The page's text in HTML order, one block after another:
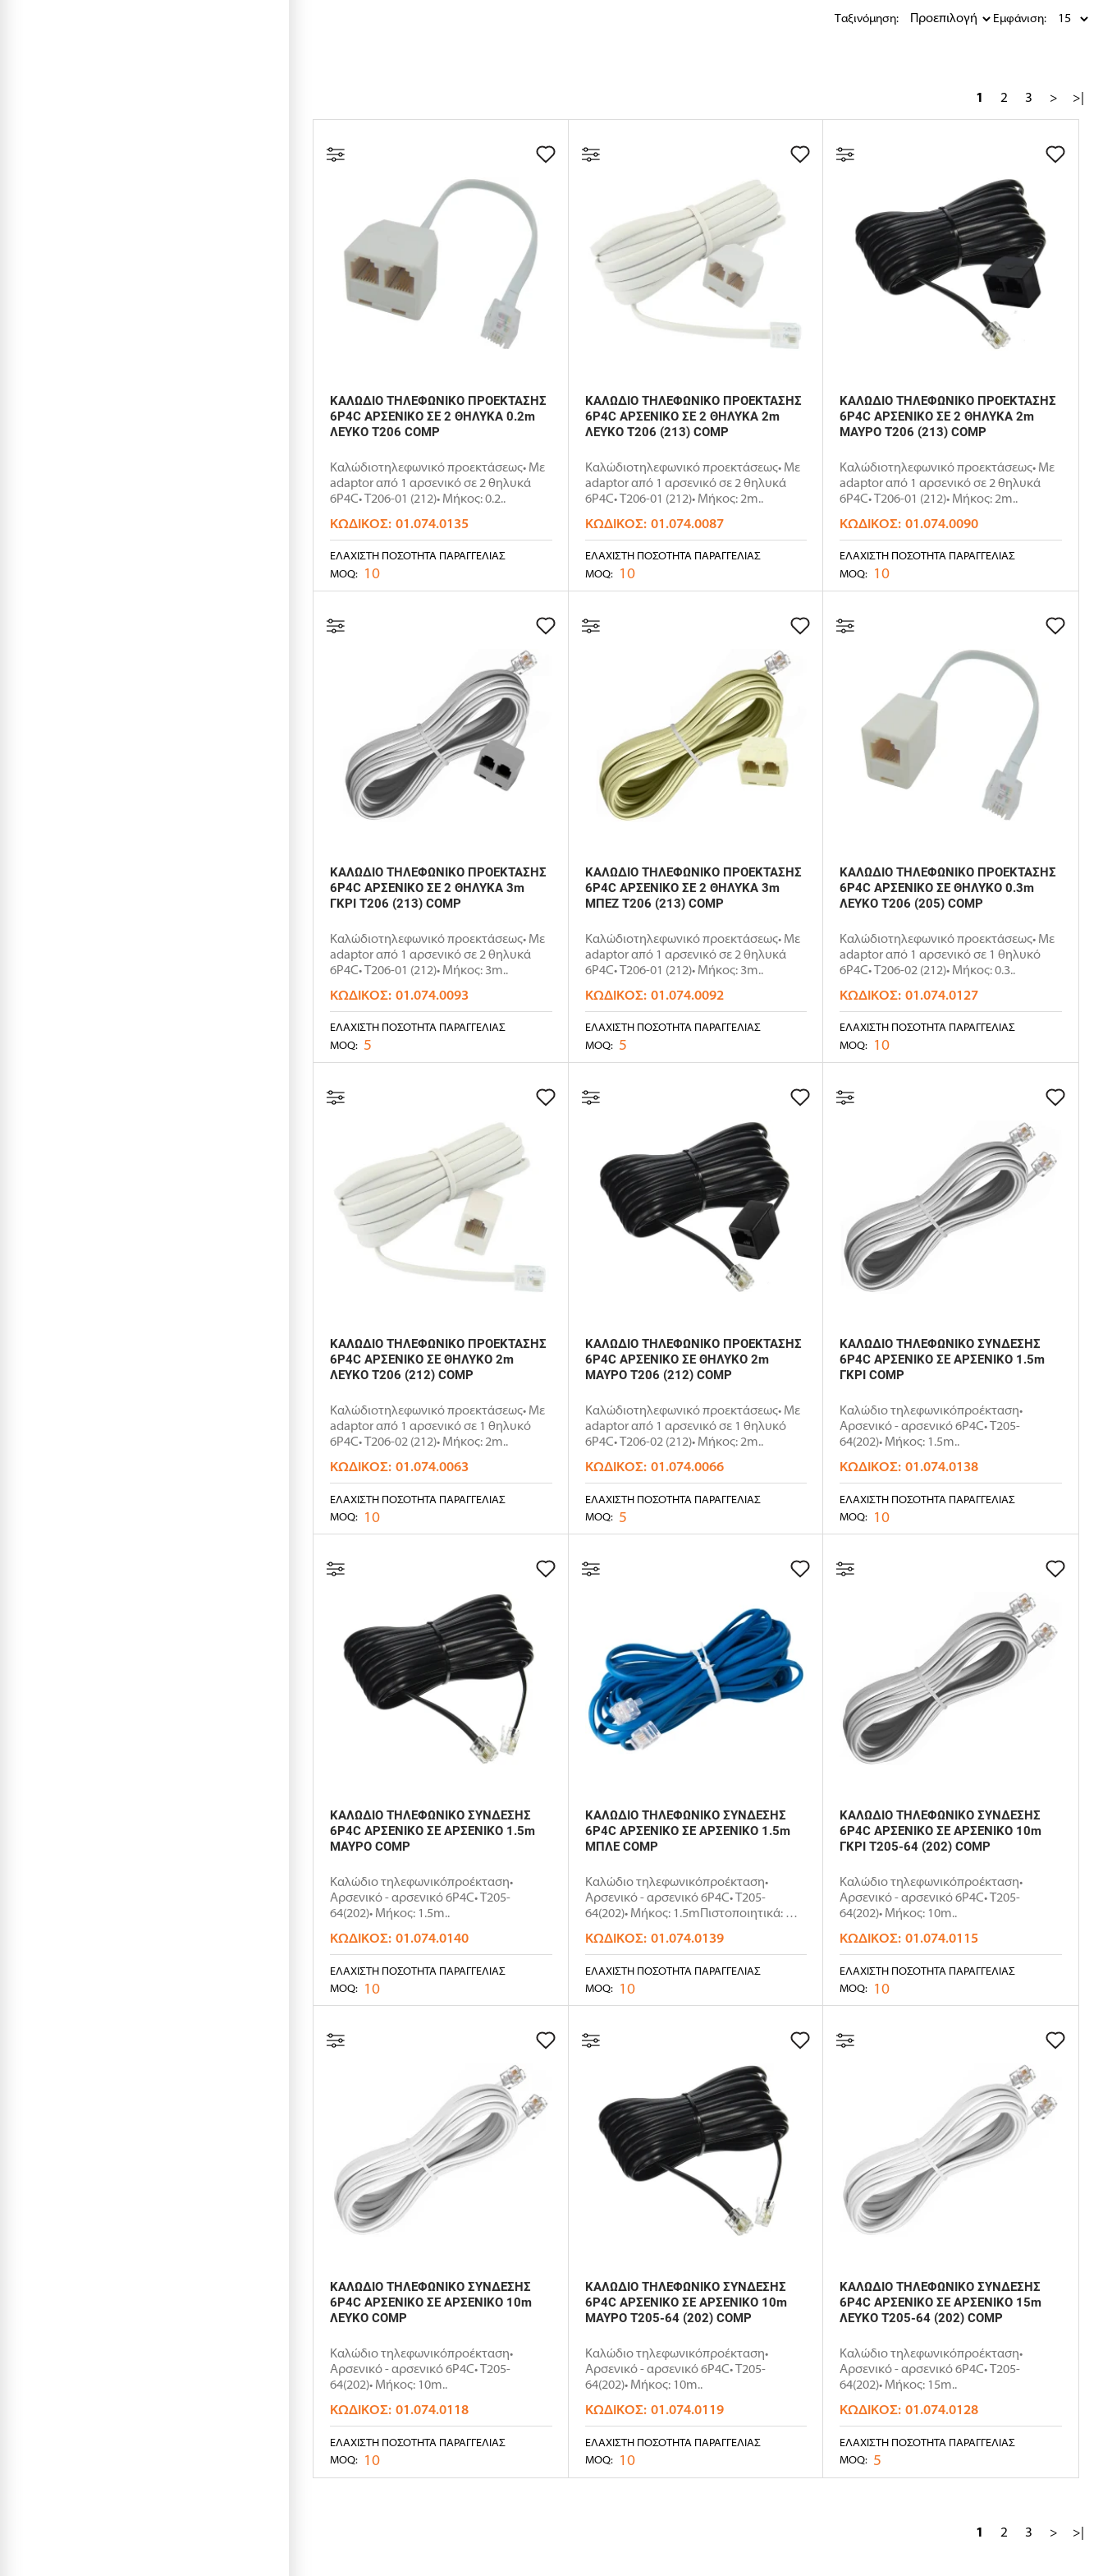
Ταξινόμηση: Εμφάνιση:
1 2 3 > >|
ΚΑΛΩΔΙΟ ΤΗΛΕΦΩΝΙΚΟ ΠΡΟΕΚΤΑΣΗΣ
6P4C ΑΡΣΕΝΙΚΟ ΣΕ 2 ΘΗΛΥΚΑ 0.2m
ΛΕΥΚΟ T206 COMP
Καλώδιοτηλεφωνικό προεκτάσεως• Με
adaptor από 1 αρσενικό σε 2 θηλυκά
6P4C• T206-01 (212)• Μήκος: 0.2..
ΚΩΔΙΚΌΣ: 01.074.0135
ΕΛΆΧΙΣΤΗ ΠΟΣΌΤΗΤΑ ΠΑΡΑΓΓΕΛΊΑΣ
MOQ: 10
ΚΑΛΩΔΙΟ ΤΗΛΕΦΩΝΙΚΟ ΠΡΟΕΚΤΑΣΗΣ
6P4C ΑΡΣΕΝΙΚΟ ΣΕ 2 ΘΗΛΥΚΑ 2m
ΛΕΥΚΟ T206 (213) COMP
Καλώδιοτηλεφωνικό προεκτάσεως• Με
adaptor από 1 αρσενικό σε 2 θηλυκά
6P4C• T206-01 (212)• Μήκος: 2m..
ΚΩΔΙΚΌΣ: 01.074.0087
ΕΛΆΧΙΣΤΗ ΠΟΣΌΤΗΤΑ ΠΑΡΑΓΓΕΛΊΑΣ
MOQ: 10
ΚΑΛΩΔΙΟ ΤΗΛΕΦΩΝΙΚΟ ΠΡΟΕΚΤΑΣΗΣ
6P4C ΑΡΣΕΝΙΚΟ ΣΕ 2 ΘΗΛΥΚΑ 2m
ΜΑΥΡΟ T206 (213) COMP
Καλώδιοτηλεφωνικό προεκτάσεως• Με
adaptor από 1 αρσενικό σε 2 θηλυκά
6P4C• T206-01 (212)• Μήκος: 2m..
ΚΩΔΙΚΌΣ: 01.074.0090
ΕΛΆΧΙΣΤΗ ΠΟΣΌΤΗΤΑ ΠΑΡΑΓΓΕΛΊΑΣ
MOQ: 10
ΚΑΛΩΔΙΟ ΤΗΛΕΦΩΝΙΚΟ ΠΡΟΕΚΤΑΣΗΣ
6P4C ΑΡΣΕΝΙΚΟ ΣΕ 2 ΘΗΛΥΚΑ 3m
ΓΚΡΙ T206 (213) COMP
Καλώδιοτηλεφωνικό προεκτάσεως• Με
adaptor από 1 αρσενικό σε 2 θηλυκά
6P4C• T206-01 (212)• Μήκος: 3m..
ΚΩΔΙΚΌΣ: 01.074.0093
ΕΛΆΧΙΣΤΗ ΠΟΣΌΤΗΤΑ ΠΑΡΑΓΓΕΛΊΑΣ
MOQ: 5
ΚΑΛΩΔΙΟ ΤΗΛΕΦΩΝΙΚΟ ΠΡΟΕΚΤΑΣΗΣ
6P4C ΑΡΣΕΝΙΚΟ ΣΕ 2 ΘΗΛΥΚΑ 3m
ΜΠΕΖ T206 (213) COMP
Καλώδιοτηλεφωνικό προεκτάσεως• Με
adaptor από 1 αρσενικό σε 2 θηλυκά
6P4C• T206-01 (212)• Μήκος: 3m..
ΚΩΔΙΚΌΣ: 01.074.0092
ΕΛΆΧΙΣΤΗ ΠΟΣΌΤΗΤΑ ΠΑΡΑΓΓΕΛΊΑΣ
MOQ: 5
ΚΑΛΩΔΙΟ ΤΗΛΕΦΩΝΙΚΟ ΠΡΟΕΚΤΑΣΗΣ
6P4C ΑΡΣΕΝΙΚΟ ΣΕ ΘΗΛΥΚΟ 0.3m
ΛΕΥΚΟ T206 (205) COMP
Καλώδιοτηλεφωνικό προεκτάσεως• Με
adaptor από 1 αρσενικό σε 1 θηλυκό
6P4C• T206-02 (212)• Μήκος: 0.3..
ΚΩΔΙΚΌΣ: 01.074.0127
ΕΛΆΧΙΣΤΗ ΠΟΣΌΤΗΤΑ ΠΑΡΑΓΓΕΛΊΑΣ
MOQ: 10
ΚΑΛΩΔΙΟ ΤΗΛΕΦΩΝΙΚΟ ΠΡΟΕΚΤΑΣΗΣ
6P4C ΑΡΣΕΝΙΚΟ ΣΕ ΘΗΛΥΚΟ 2m
ΛΕΥΚΟ T206 (212) COMP
Καλώδιοτηλεφωνικό προεκτάσεως• Με
adaptor από 1 αρσενικό σε 1 θηλυκό
6P4C• T206-02 (212)• Μήκος: 2m..
ΚΩΔΙΚΌΣ: 01.074.0063
ΕΛΆΧΙΣΤΗ ΠΟΣΌΤΗΤΑ ΠΑΡΑΓΓΕΛΊΑΣ
MOQ: 10
ΚΑΛΩΔΙΟ ΤΗΛΕΦΩΝΙΚΟ ΠΡΟΕΚΤΑΣΗΣ
6P4C ΑΡΣΕΝΙΚΟ ΣΕ ΘΗΛΥΚΟ 2m
ΜΑΥΡΟ T206 (212) COMP
Καλώδιοτηλεφωνικό προεκτάσεως• Με
adaptor από 1 αρσενικό σε 1 θηλυκό
6P4C• T206-02 (212)• Μήκος: 2m..
ΚΩΔΙΚΌΣ: 01.074.0066
ΕΛΆΧΙΣΤΗ ΠΟΣΌΤΗΤΑ ΠΑΡΑΓΓΕΛΊΑΣ
MOQ: 5
ΚΑΛΩΔΙΟ ΤΗΛΕΦΩΝΙΚΟ ΣΥΝΔΕΣΗΣ
6P4C ΑΡΣΕΝΙΚΟ ΣΕ ΑΡΣΕΝΙΚΟ 1.5m
ΓΚΡΙ COMP
Καλώδιο τηλεφωνικόπροέκταση•
Αρσενικό - αρσενικό 6P4C• T205-
64(202)• Μήκος: 1.5m..
ΚΩΔΙΚΌΣ: 01.074.0138
ΕΛΆΧΙΣΤΗ ΠΟΣΌΤΗΤΑ ΠΑΡΑΓΓΕΛΊΑΣ
MOQ: 10
ΚΑΛΩΔΙΟ ΤΗΛΕΦΩΝΙΚΟ ΣΥΝΔΕΣΗΣ
6P4C ΑΡΣΕΝΙΚΟ ΣΕ ΑΡΣΕΝΙΚΟ 1.5m
ΜΑΥΡΟ COMP
Καλώδιο τηλεφωνικόπροέκταση•
Αρσενικό - αρσενικό 6P4C• T205-
64(202)• Μήκος: 1.5m..
ΚΩΔΙΚΌΣ: 01.074.0140
ΕΛΆΧΙΣΤΗ ΠΟΣΌΤΗΤΑ ΠΑΡΑΓΓΕΛΊΑΣ
MOQ: 10
ΚΑΛΩΔΙΟ ΤΗΛΕΦΩΝΙΚΟ ΣΥΝΔΕΣΗΣ
6P4C ΑΡΣΕΝΙΚΟ ΣΕ ΑΡΣΕΝΙΚΟ 1.5m
ΜΠΛΕ COMP
Καλώδιο τηλεφωνικόπροέκταση•
Αρσενικό - αρσενικό 6P4C• T205-
64(202)• Μήκος: 1.5mΠιστοποιητικά:
ΚΩΔΙΚΌΣ: 01.074.0139
ΕΛΆΧΙΣΤΗ ΠΟΣΌΤΗΤΑ ΠΑΡΑΓΓΕΛΊΑΣ
MOQ: 10
ΚΑΛΩΔΙΟ ΤΗΛΕΦΩΝΙΚΟ ΣΥΝΔΕΣΗΣ
6P4C ΑΡΣΕΝΙΚΟ ΣΕ ΑΡΣΕΝΙΚΟ 10m
ΓΚΡΙ Τ205-64 (202) COMP
Καλώδιο τηλεφωνικόπροέκταση•
Αρσενικό - αρσενικό 6P4C• T205-
64(202)• Μήκος: 10m..
ΚΩΔΙΚΌΣ: 01.074.0115
ΕΛΆΧΙΣΤΗ ΠΟΣΌΤΗΤΑ ΠΑΡΑΓΓΕΛΊΑΣ
MOQ: 10
ΚΑΛΩΔΙΟ ΤΗΛΕΦΩΝΙΚΟ ΣΥΝΔΕΣΗΣ
6P4C ΑΡΣΕΝΙΚΟ ΣΕ ΑΡΣΕΝΙΚΟ 10m
ΛΕΥΚΟ COMP
Καλώδιο τηλεφωνικόπροέκταση•
Αρσενικό - αρσενικό 6P4C• T205-
64(202)• Μήκος: 10m..
ΚΩΔΙΚΌΣ: 01.074.0118
ΕΛΆΧΙΣΤΗ ΠΟΣΌΤΗΤΑ ΠΑΡΑΓΓΕΛΊΑΣ
MOQ: 10
ΚΑΛΩΔΙΟ ΤΗΛΕΦΩΝΙΚΟ ΣΥΝΔΕΣΗΣ
6P4C ΑΡΣΕΝΙΚΟ ΣΕ ΑΡΣΕΝΙΚΟ 10m
ΜΑΥΡΟ T205-64 (202) COMP
Καλώδιο τηλεφωνικόπροέκταση•
Αρσενικό - αρσενικό 6P4C• T205-
64(202)• Μήκος: 10m..
ΚΩΔΙΚΌΣ: 01.074.0119
ΕΛΆΧΙΣΤΗ ΠΟΣΌΤΗΤΑ ΠΑΡΑΓΓΕΛΊΑΣ
MOQ: 10
ΚΑΛΩΔΙΟ ΤΗΛΕΦΩΝΙΚΟ ΣΥΝΔΕΣΗΣ
6P4C ΑΡΣΕΝΙΚΟ ΣΕ ΑΡΣΕΝΙΚΟ 15m
ΛΕΥΚΟ T205-64 (202) COMP
Καλώδιο τηλεφωνικόπροέκταση•
Αρσενικό - αρσενικό 6P4C• T205-
64(202)• Μήκος: 15m..
ΚΩΔΙΚΌΣ: 01.074.0128
ΕΛΆΧΙΣΤΗ ΠΟΣΌΤΗΤΑ ΠΑΡΑΓΓΕΛΊΑΣ
MOQ: 5
1 2 3 > >|